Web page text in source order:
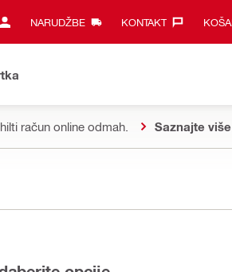
NARUDŽBE KONTAKT‎
račun online odmah. Saznajte više